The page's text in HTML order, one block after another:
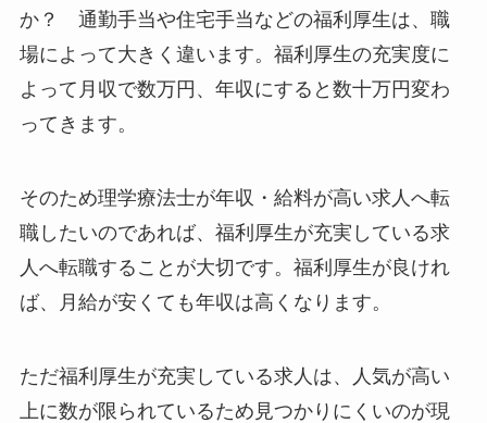
か？ 通勤手当や住宅手当などの福利厚生は、職
場によって大きく違います。福利厚生の充実度に
よって月収で数万円、年収にすると数十万円変わ
ってきます。
そのため理学療法士が年収・給料が高い求人へ転
職したいのであれば、福利厚生が充実している求
人へ転職することが大切です。福利厚生が良けれ
ば、月給が安くても年収は高くなります。
ただ福利厚生が充実している求人は、人気が高い
上に数が限られているため見つかりにくいのが現